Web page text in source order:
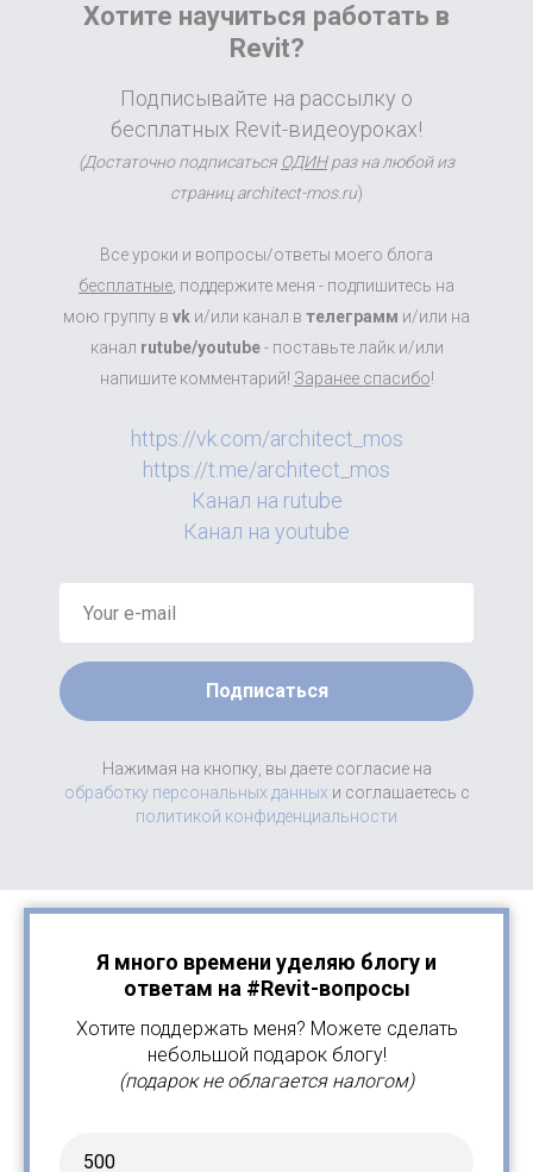
Хотите научиться работать в
Revit?
Подписывайте на рассылку о
бесплатных Revit-видеоуроках!
(Достаточно подписаться ОДИНраз на любой из
страниц architect-mos.ru)
Все уроки и вопросы/ответы моего блога
бесплатные, поддержите меня - подпишитесь на
мою группу в vk и/или канал в телеграмм и/или на
канал rutube/youtube- поставьте лайк и/или
напишите комментарий! Заранее спасибо!
https://vk.com/architect_mos
https://t.me/architect_mos
Канал на rutube
Канал на youtube
Подписаться
Нажимая на кнопку, вы даете согласие на
обработку персональных данных и соглашаетесь c
политикой конфиденциальности
Я много времени уделяю блогу и
ответам на #Revit-вопросы
Хотите поддержать меня? Можете сделать
небольшой подарок блогу!
(подарок не облагается налогом)